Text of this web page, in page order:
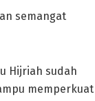
semangat
Hijriah sudah
memperkuat